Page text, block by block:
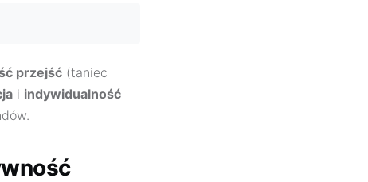
przejść (taniec
i indywidualność